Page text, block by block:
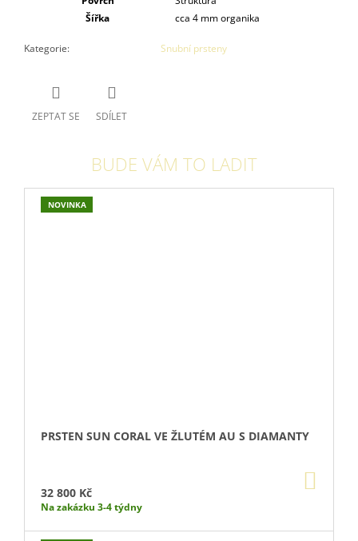
Šířka
cca 4 mm organika
Kategorie: Snubní prsteny
ZEPTAT SE SDÍLET
NOVINKA
PRSTEN SUN CORAL VE ŽLUTÉM AU S DIAMANTY
32 800 Kč
Na zakázku 3-4 týdny
BUDE VÁM TO LADIT